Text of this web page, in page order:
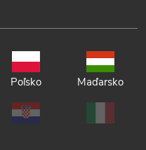
Poľsko Maďarsko